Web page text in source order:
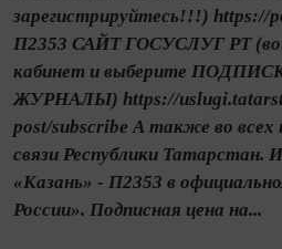
зарегистрируйтесь!!!) https://
П2353 САЙТ ГОСУСЛУГ РТ
кабинет и выберите
ЖУРНАЛЫ) https://
post/subscribe А также во
связи Республики Татарстан.
«Казань» - П2353 в
России». Подписная цена на...